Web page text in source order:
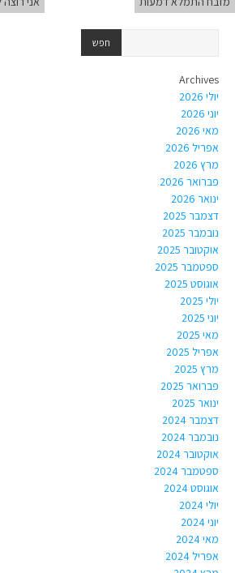
Archives
יולי 2026
יוני 2026
מאי 2026
אפריל 2026
מרץ 2026
פברואר 2026
ינואר 2026
דצמבר 2025
נובמבר 2025
אוקטובר 2025
ספטמבר 2025
אוגוסט 2025
יולי 2025
יוני 2025
מאי 2025
אפריל 2025
מרץ 2025
פברואר 2025
ינואר 2025
דצמבר 2024
נובמבר 2024
אוקטובר 2024
ספטמבר 2024
אוגוסט 2024
יולי 2024
יוני 2024
מאי 2024
אפריל 2024